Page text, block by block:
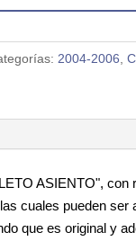
2004-2006 ,
ASIENTO",
cuales pueden
que es original y